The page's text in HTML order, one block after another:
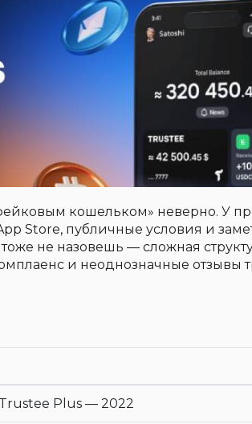
кошельком» неверно. У
Store, публичные условия и
не назовешь — сложная
и неоднозначные отзывы
Plus — 2022